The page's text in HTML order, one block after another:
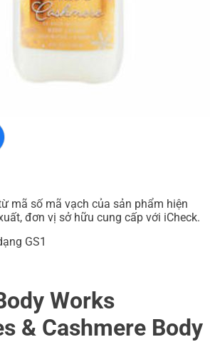
mã số mã vạch của sản phẩm hiện
đơn vị sở hữu cung cấp với iCheck.
GS1
Works
& Cashmere Body